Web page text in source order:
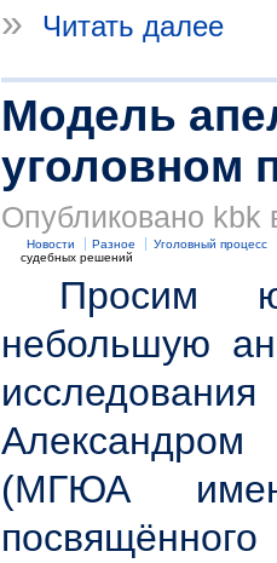
»
Читать далее
Модель
уголовном
Опубликовано kbk
Новости Разное
Уголовный процесс
судебных решений
Просим
небольшую
(МГЮА